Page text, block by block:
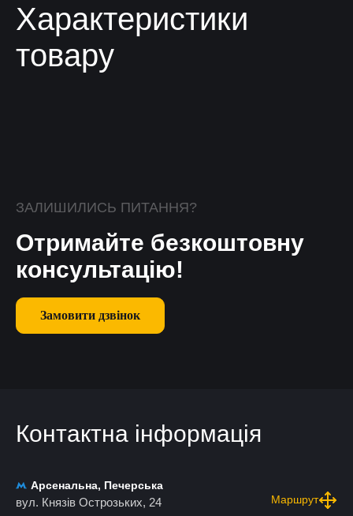
Характеристики
товару
ЗАЛИШИЛИСЬ ПИТАННЯ?
Отримайте безкоштовну
консультацію!
Замовити дзвінок
Контактна інформація
Арсенальна, Печерська
вул. Князів Острозьких, 24 Маршрут